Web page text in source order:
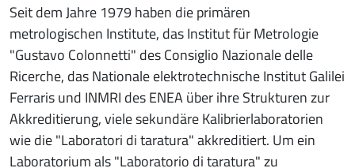
Seit dem Jahre 1979 haben die primären
metrologischen Institute, das Institut für Metrologie
"Gustavo Colonnetti" des Consiglio Nazionale delle
Ricerche, das Nationale elektrotechnische Institut Galilei
Ferraris und INMRI des ENEA über ihre Strukturen zur
Akkreditierung, viele sekundäre Kalibrierlaboratorien
wie die "Laboratori di taratura" akkreditiert. Um ein
Laboratorium als "Laboratorio di taratura" zu